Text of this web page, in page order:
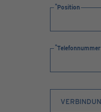
Position
Telefonnummer